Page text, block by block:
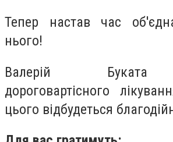
Тепер настав час
нього!
Валерій Буката
дороговартісного
цього відбудеться